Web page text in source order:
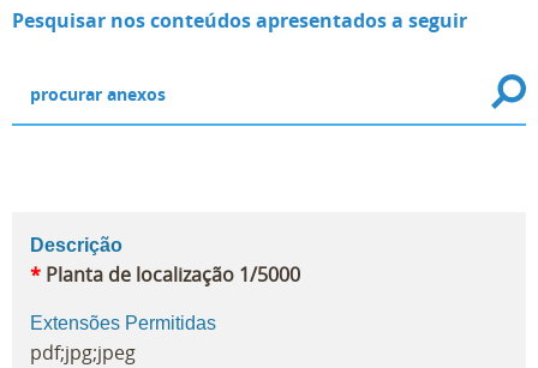
Pesquisar nos conteúdos apresentados a seguir
Descrição
* Planta de localização 1/5000
Extensões Permitidas
pdf;jpg;jpeg